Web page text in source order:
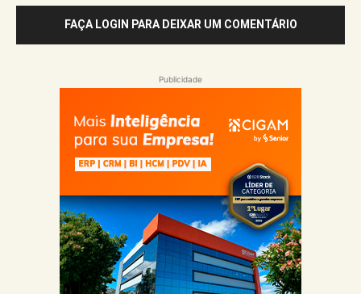
FAÇA LOGIN PARA DEIXAR UM COMENTÁRIO
Publicidade